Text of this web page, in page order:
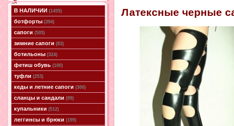
В НАЛИЧИИ(1455)
ботфорты(394)
сапоги(505)
зимние сапоги(83)
ботильоны(324)
фетиш обувь(100)
туфли(253)
кеды и летние сапоги(300)
сланцы и сандали(99)
купальники(512)
леггинсы и брюки(199)
Латексные черные